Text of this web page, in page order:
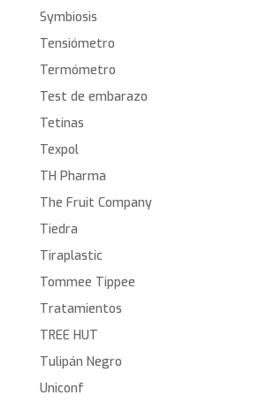
Symbiosis
Tensiómetro
Termómetro
Test de embarazo
Tetinas
Texpol
TH Pharma
The Fruit Company
Tiedra
Tiraplastic
Tommee Tippee
Tratamientos
TREE HUT
Tulipán Negro
Uniconf